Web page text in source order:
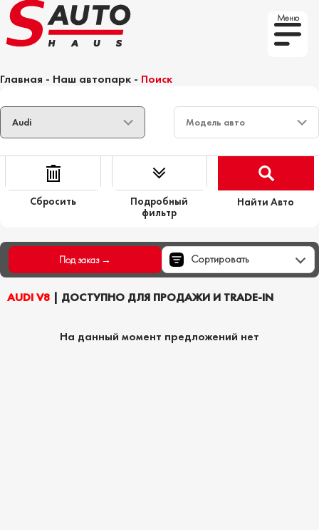
Меню
Главная - Наш автопарк - Поиск
Сбросить
Подробный
фильтр
Найти Авто
AUDI V8 | ДОСТУПНО ДЛЯ ПРОДАЖИ И TRADE-IN
Под заказ → Сортировать
На данный момент предложений нет